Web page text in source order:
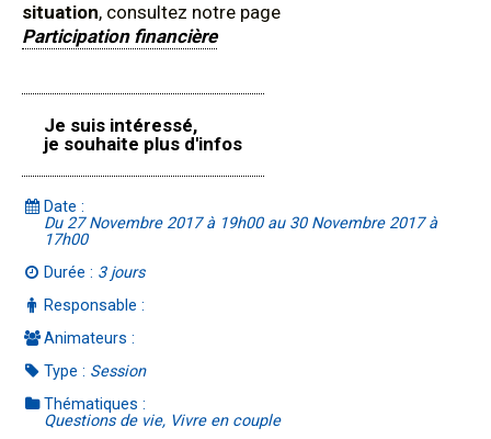
situation, consultez notre page
Participation financière
Je suis intéressé,
je souhaite plus d'infos
Date :
Du 27 Novembre 2017 à 19h00 au 30 Novembre 2017 à
17h00
Durée : 3 jours
Responsable :
Animateurs :
Type : Session
Thématiques :
Questions de vie, Vivre en couple